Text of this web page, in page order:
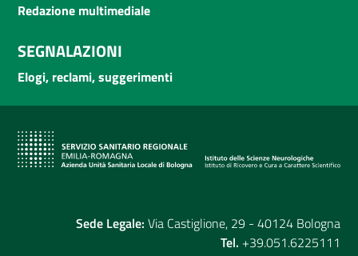
Redazione multimediale
SEGNALAZIONI
Elogi, reclami, suggerimenti
Sede Legale: Via Castiglione, 29 - 40124 Bologna
Tel. +39.051.6225111